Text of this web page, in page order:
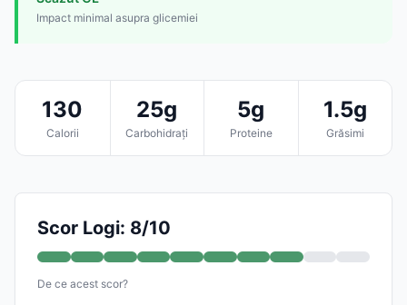
Impact minimal asupra glicemiei
130
Calorii
25g
Carbohidrați
5g
Proteine
1.5g
Grăsimi
Scor Logi: 8/10
De ce acest scor?